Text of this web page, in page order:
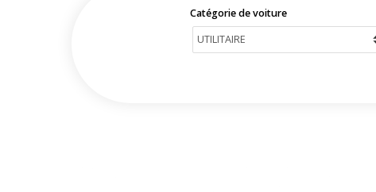
Catégorie de voiture